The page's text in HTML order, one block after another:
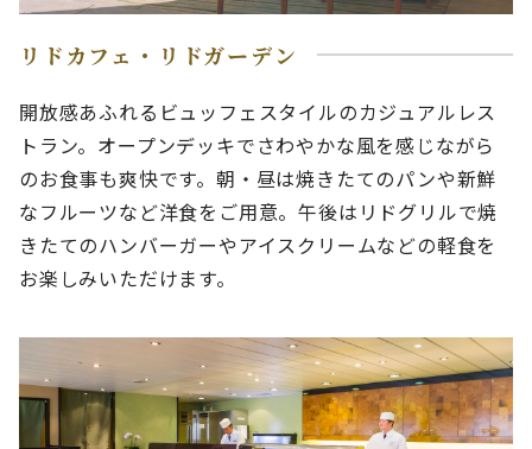
リドカフェ・リドガーデン
開放感あふれるビュッフェスタイルのカジュアルレス
トラン。オープンデッキでさわやかな風を感じながら
のお食事も爽快です。朝・昼は焼きたてのパンや新鮮
なフルーツなど洋食をご用意。午後はリドグリルで焼
きたてのハンバーガーやアイスクリームなどの軽食を
お楽しみいただけます。